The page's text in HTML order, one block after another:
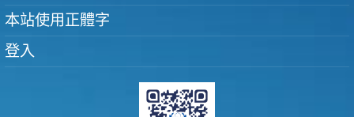
本站使用正體字
登入